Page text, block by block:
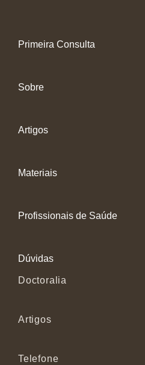
Primeira Consulta
Sobre
Artigos
Materiais
Profissionais de Saúde
Dúvidas
Doctoralia
Artigos
Telefone